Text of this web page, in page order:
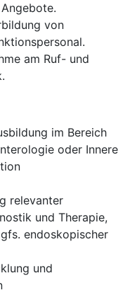
von
am Ruf- und
im Bereich
oder Innere
relevanter
und Therapie,
endoskopischer
und